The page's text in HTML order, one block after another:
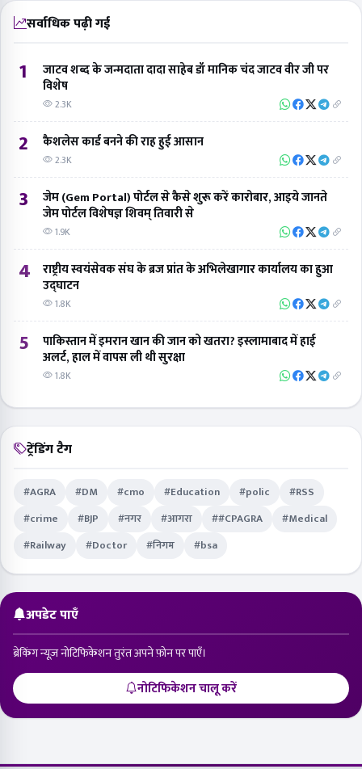
सर्वाधिक पढ़ी गई
1
जाटव शब्द के जन्मदाता दादा साहेब डॉ मानिक चंद जाटव वीर जी पर
विशेष
2.3K
2 कैशलेस कार्ड बनने की राह हुई आसान
2.3K
3
जेम (Gem Portal) पोर्टल से कैसे शुरू करें कारोबार, आइये जानते
जेम पोर्टल विशेषज्ञ शिवम् तिवारी से
1.9K
4
राष्ट्रीय स्वयंसेवक संघ के ब्रज प्रांत के अभिलेखागार कार्यालय का हुआ
उद्घाटन
1.8K
5
पाकिस्तान में इमरान खान की जान को खतरा? इस्लामाबाद में हाई
अलर्ट, हाल में वापस ली थी सुरक्षा
1.8K
ट्रेंडिंग टैग
#AGRA #DM #cmo #Education #polic
#RSS
#crime
#BJP #नगर #आगरा ##CPAGRA
#Medical
#Railway
#Doctor #निगम #bsa
अपडेट पाएँ
ब्रेकिंग न्यूज़ नोटिफिकेशन तुरंत अपने फ़ोन पर पाएँ।
नोटिफिकेशन चालू करें